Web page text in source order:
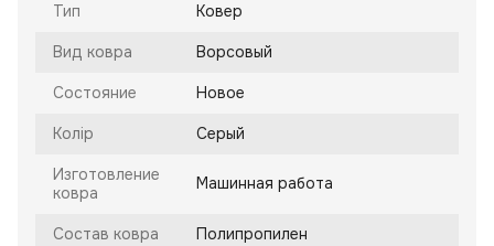
Тип Ковер
Вид ковра Ворсовый
Состояние Новое
Колір Серый
Изготовление
ковра
Машинная работа
Состав ковра Полипропилен